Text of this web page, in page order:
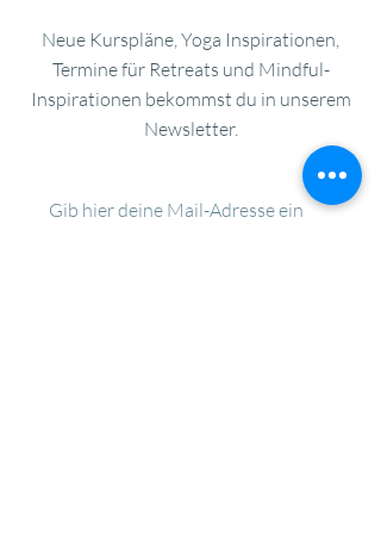
und speichere dies.
unter „Info anzeigen“.
Neue Kurspläne, Yoga Inspirationen,
Termine für Retreats und Mindful-
Inspirationen bekommst du in unserem
Newsletter.